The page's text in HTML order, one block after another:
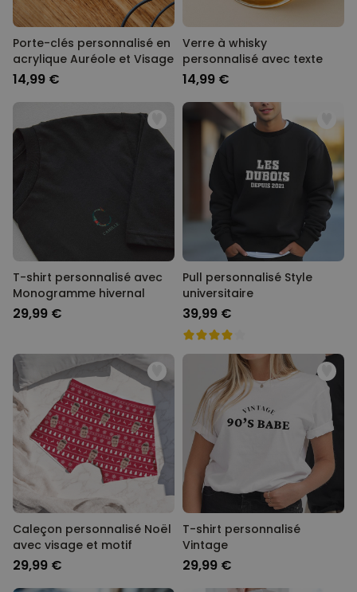
Porte-clés personnalisé en
acrylique Auréole et Visage
14,99 €
Verre à whisky
personnalisé avec texte
14,99 €
T-shirt personnalisé avec
Monogramme hivernal
29,99 €
Pull personnalisé Style
universitaire
39,99 €
Caleçon personnalisé Noël
avec visage et motif
29,99 €
T-shirt personnalisé
Vintage
29,99 €